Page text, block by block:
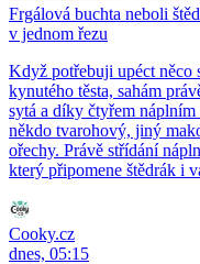
Frgálová buchta neboli
v jednom řezu
Když potřebuji upéct něco
kynutého těsta, sahám
sytá a díky čtyřem
někdo tvarohový, jiný
ořechy. Právě střídání
který připomene štědrák i
Cooky.cz
dnes, 05:15